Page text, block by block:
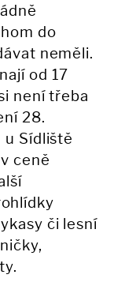
do
neměli.
od 17
není třeba
28.
u Sídliště
ceně
či lesní